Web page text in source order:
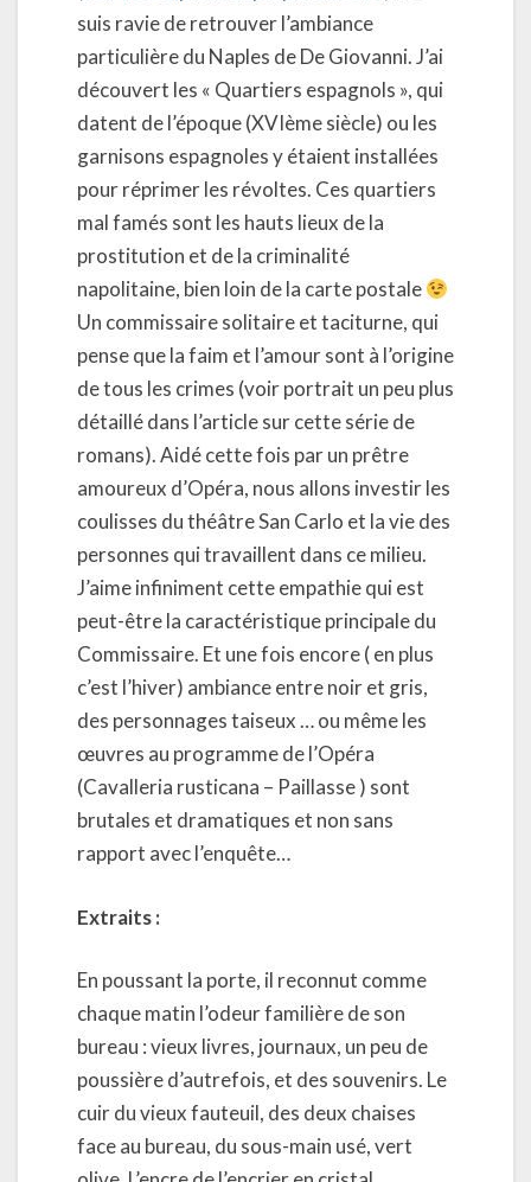
suis ravie de retrouver l’ambiance
particulière du Naples de De Giovanni. J’ai
découvert les « Quartiers espagnols », qui
datent de l’époque (XVIème siècle) ou les
garnisons espagnoles y étaient installées
pour réprimer les révoltes. Ces quartiers
mal famés sont les hauts lieux de la
prostitution et de la criminalité
napolitaine, bien loin de la carte postale
Un commissaire solitaire et taciturne, qui
pense que la faim et l’amour sont à l’origine
de tous les crimes (voir portrait un peu plus
détaillé dans l’article sur cette série de
romans). Aidé cette fois par un prêtre
amoureux d’Opéra, nous allons investir les
coulisses du théâtre San Carlo et la vie des
personnes qui travaillent dans ce milieu.
J’aime infiniment cette empathie qui est
peut-être la caractéristique principale du
Commissaire. Et une fois encore ( en plus
c’est l’hiver) ambiance entre noir et gris,
des personnages taiseux … ou même les
œuvres au programme de l’Opéra
(Cavalleria rusticana – Paillasse ) sont
brutales et dramatiques et non sans
rapport avec l’enquête…
Extraits :
En poussant la porte, il reconnut comme
chaque matin l’odeur familière de son
bureau : vieux livres, journaux, un peu de
poussière d’autrefois, et des souvenirs. Le
cuir du vieux fauteuil, des deux chaises
face au bureau, du sous-main usé, vert